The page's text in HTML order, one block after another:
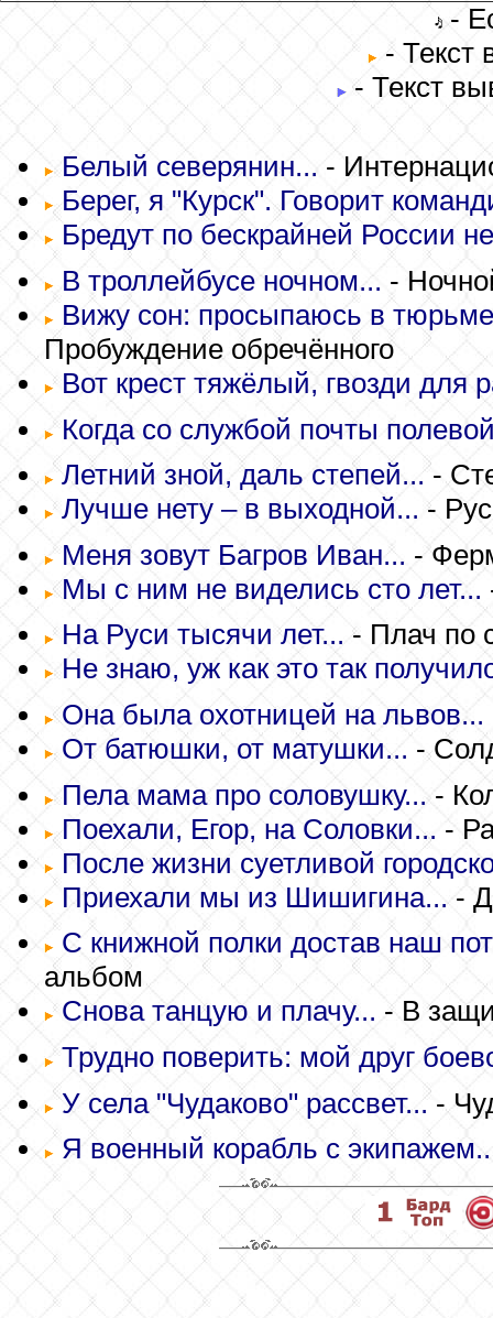
-
- Текст
- Текст
Белый северянин... -
Берег, я "Курск". Говорит
Бредут по бескрайней России
В троллейбусе ночном... -
Вижу сон: просыпаюсь в
Пробуждение обречённого
Вот крест тяжёлый, гвозди для
Когда со службой почты
Летний зной, даль степей...-
Лучше нету – в выходной... -
Меня зовут Багров Иван... -
Мы с ним не виделись сто лет...
На Руси тысячи лет... - Плач по
Не знаю, уж как это так
Она была охотницей на львов...
От батюшки, от матушки... -
Пела мама про соловушку...-
Поехали, Егор, на Соловки... -
После жизни суетливой
Приехали мы из Шишигина...-
С книжной полки достав наш
альбом
Снова танцую и плачу... - В
Трудно поверить: мой друг
У села "Чудаково" рассвет...-
Я военный корабль с